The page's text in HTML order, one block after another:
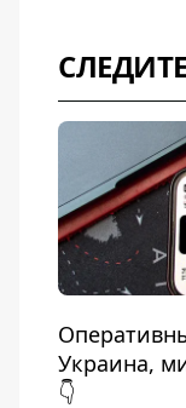
Украина,
👇